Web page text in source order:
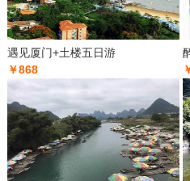
遇见厦门+土楼五日游
￥868